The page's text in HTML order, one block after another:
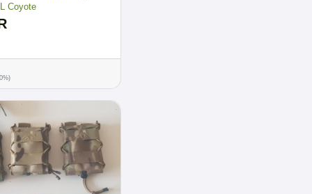
Coyote